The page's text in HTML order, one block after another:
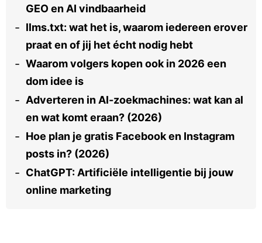
GEO en AI vindbaarheid
llms.txt: wat het is, waarom iedereen erover
praat en of jij het écht nodig hebt
Waarom volgers kopen ook in 2026 een
dom idee is
Adverteren in AI-zoekmachines: wat kan al
en wat komt eraan? (2026)
Hoe plan je gratis Facebook en Instagram
posts in? (2026)
ChatGPT: Artificiële intelligentie bij jouw
online marketing